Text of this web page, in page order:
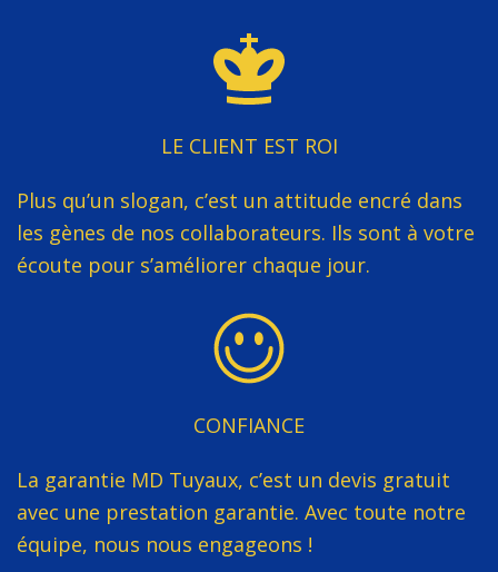
LE CLIENT EST ROI
Plus qu’un slogan, c’est un attitude encré dans
les gènes de nos collaborateurs. Ils sont à votre
écoute pour s’améliorer chaque jour.
CONFIANCE
La garantie MD Tuyaux, c’est un devis gratuit
avec une prestation garantie. Avec toute notre
équipe, nous nous engageons !